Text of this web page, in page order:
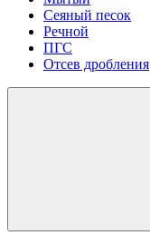
Сеяный песок
Речной
ПГС
Отсев дробления